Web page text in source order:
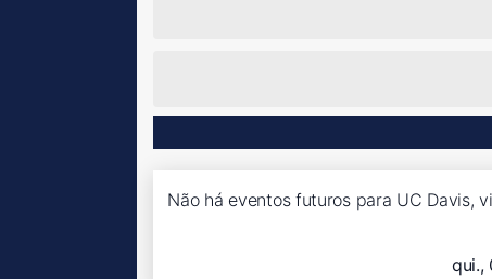
Não há eventos futuros para UC Davis,
qui.,